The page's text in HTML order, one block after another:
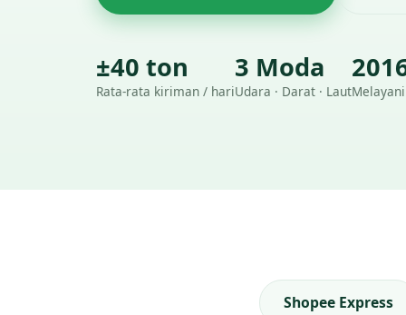
±40 ton
Rata-rata kiriman / hari
3 Moda
Udara · Darat · Laut
Shopee Express